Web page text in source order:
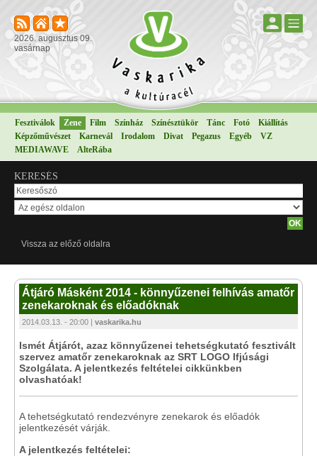
2026. augusztus 09.
vasárnap
Fesztiválok Zene Film Színház Színésztükör Tánc Fotó
Kiállítás
Képzőművészet
Karnevál Irodalom Divat Pegazus Egyéb
VZ
MEDIAWAVE
AlteRába
KERESÉS
Vissza az előző oldalra
Átjáró Másként 2014 - könnyűzenei felhívás amatőr
zenekaroknak és előadóknak
2014.03.13. - 20:00 | vaskarika.hu
Ismét Átjárót, azaz könnyűzenei tehetségkutató fesztivált
szervez amatőr zenekaroknak az SRT LOGO Ifjúsági
Szolgálata. A jelentkezés feltételei cikkünkben
olvashatóak!
A tehetségkutató rendezvényre zenekarok és előadók
jelentkezését várják.
A jelentkezés feltételei: